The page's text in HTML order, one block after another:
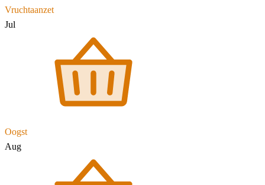
Vruchtaanzet
Jul
Oogst
Aug